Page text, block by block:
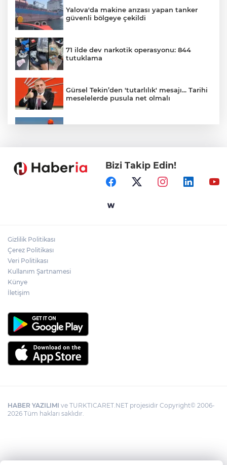
Yalova'da makine arızası yapan tanker
güvenli bölgeye çekildi
71 ilde dev narkotik operasyonu: 844
tutuklama
Gürsel Tekin’den 'tutarlılık' mesajı... Tarihi
meselelerde pusula net olmalı
Samsun’da Alaçam'a yeni yaşam alanı
Yapay zekada onlarca uygulamanın
Bizi Takip Edin!
Gizlilik Politikası
Çerez Politikası
Veri Politikası
Kullanım Şartnamesi
Künye
İletişim
HABER YAZILIMI ve TURKTICARET.NET projesidir Copyright© 2006-
2026 Tüm hakları saklıdır.